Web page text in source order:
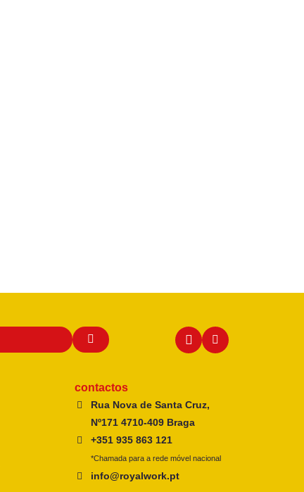
contactos
Rua Nova de Santa Cruz,
Nº171 4710-409 Braga
+351 935 863 121
*Chamada para a rede móvel nacional
info@royalwork.pt